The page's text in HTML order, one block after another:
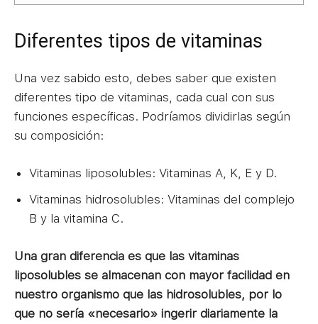
Diferentes tipos de vitaminas
Una vez sabido esto, debes saber que existen
diferentes tipo de vitaminas, cada cual con sus
funciones específicas. Podríamos dividirlas según
su composición:
Vitaminas liposolubles: Vitaminas A, K, E y D.
Vitaminas hidrosolubles: Vitaminas del complejo
B y la vitamina C.
Una gran diferencia es que las vitaminas
liposolubles se almacenan con mayor facilidad en
nuestro organismo que las hidrosolubles, por lo
que no sería «necesario» ingerir diariamente la